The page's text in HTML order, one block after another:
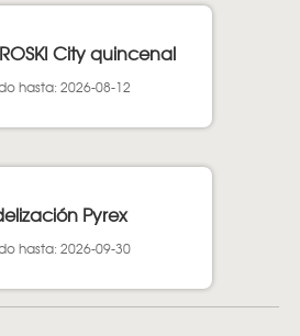
City quincenal
hasta: 2026-08-12
Pyrex
hasta: 2026-09-30